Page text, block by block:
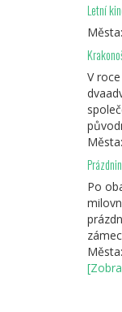
Letní
Města:
V
Města:
Po
Města: